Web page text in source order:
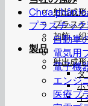
射出成
プラス
加飾・
製品
射出成
ダ
ホ
イ
Chưa phân
プラスチッ
自動車
電気用
電子機
エンジ
医療プ